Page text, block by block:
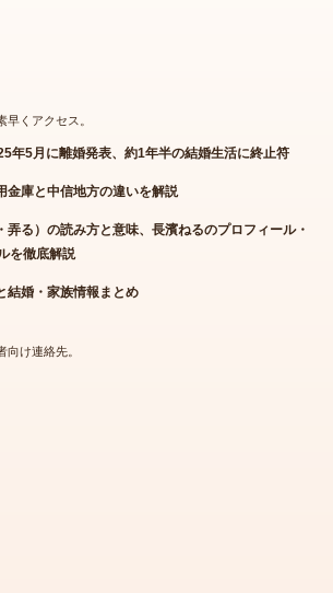
くアクセス。
年5月に離婚発表、約1年半の結婚生活に終止符
金庫と中信地方の違いを解説
弄る）の読み方と意味、長濱ねるのプロフィール・
を徹底解説
結婚・家族情報まとめ
向け連絡先。